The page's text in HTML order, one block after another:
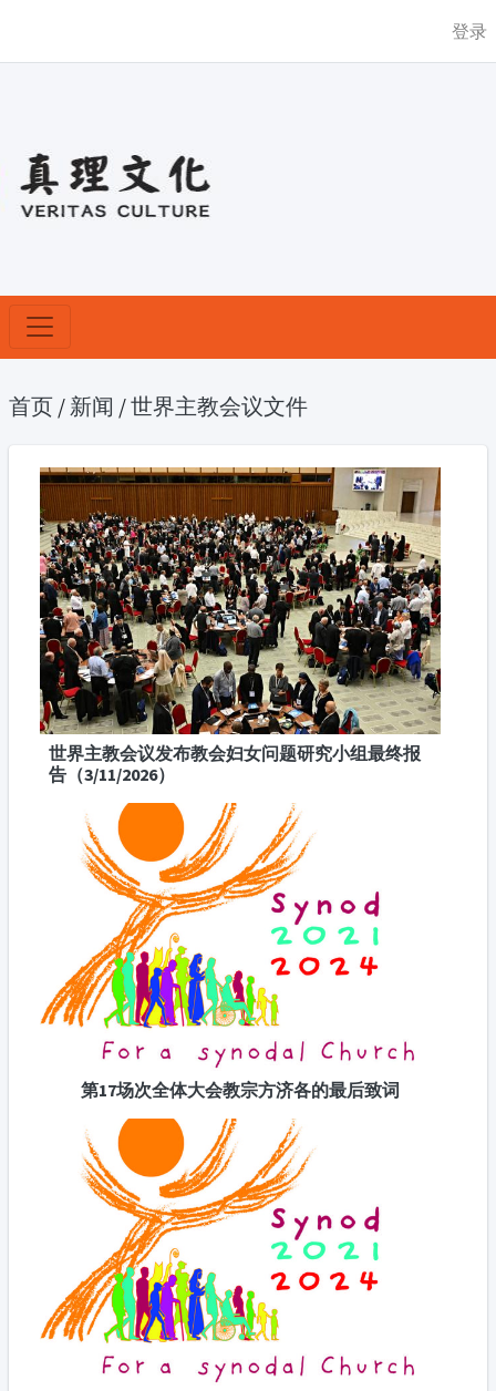
登录
首页 / 新闻 /世界主教会议文件
世界主教会议发布教会妇女问题研究小组最终报
告（3/11/2026）
第17场次全体大会教宗方济各的最后致词